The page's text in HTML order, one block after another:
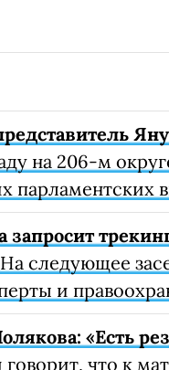
на 206-м
парламентских
следующее
и
«Есть
что к